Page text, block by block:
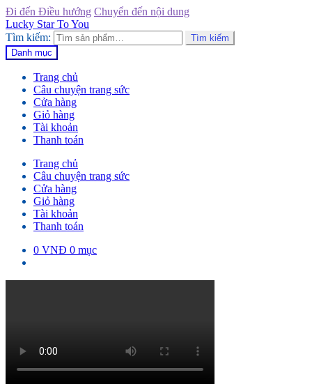
Đi đến Điều hướng Chuyển đến nội dung
Lucky Star To You
Tìm kiếm:
Tìm kiếm
Danh mục
Trang chủ
Câu chuyện trang sức
Cửa hàng
Giỏ hàng
Tài khoản
Thanh toán
Trang chủ
Câu chuyện trang sức
Cửa hàng
Giỏ hàng
Tài khoản
Thanh toán
0 VNĐ 0 mục